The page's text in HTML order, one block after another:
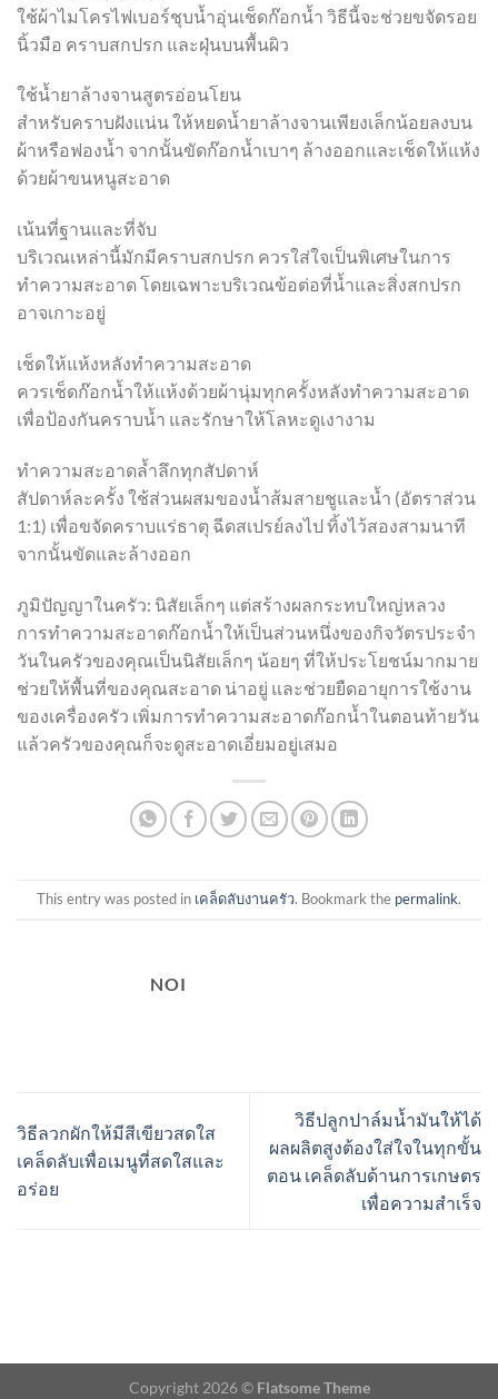
ใช้ผ้าไมโครไฟเบอร์ชุบน้ำอุ่นเช็ดก๊อกน้ำ วิธีนี้จะช่วยขจัดรอย
นิ้วมือ คราบสกปรก และฝุ่นบนพื้นผิว
ใช้น้ำยาล้างจานสูตรอ่อนโยน
สำหรับคราบฝังแน่น ให้หยดน้ำยาล้างจานเพียงเล็กน้อยลงบน
ผ้าหรือฟองน้ำ จากนั้นขัดก๊อกน้ำเบาๆ ล้างออกและเช็ดให้แห้ง
ด้วยผ้าขนหนูสะอาด
เน้นที่ฐานและที่จับ
บริเวณเหล่านี้มักมีคราบสกปรก ควรใส่ใจเป็นพิเศษในการ
ทำความสะอาด โดยเฉพาะบริเวณข้อต่อที่น้ำและสิ่งสกปรก
อาจเกาะอยู่
เช็ดให้แห้งหลังทำความสะอาด
ควรเช็ดก๊อกน้ำให้แห้งด้วยผ้านุ่มทุกครั้งหลังทำความสะอาด
เพื่อป้องกันคราบน้ำ และรักษาให้โลหะดูเงางาม
ทำความสะอาดล้ำลึกทุกสัปดาห์
สัปดาห์ละครั้ง ใช้ส่วนผสมของน้ำส้มสายชูและน้ำ (อัตราส่วน
1:1) เพื่อขจัดคราบแร่ธาตุ ฉีดสเปรย์ลงไป ทิ้งไว้สองสามนาที
จากนั้นขัดและล้างออก
ภูมิปัญญาในครัว: นิสัยเล็กๆ แต่สร้างผลกระทบใหญ่หลวง
การทำความสะอาดก๊อกน้ำให้เป็นส่วนหนึ่งของกิจวัตรประจำ
วันในครัวของคุณเป็นนิสัยเล็กๆ น้อยๆ ที่ให้ประโยชน์มากมาย
ช่วยให้พื้นที่ของคุณสะอาด น่าอยู่ และช่วยยืดอายุการใช้งาน
ของเครื่องครัว เพิ่มการทำความสะอาดก๊อกน้ำในตอนท้ายวัน
แล้วครัวของคุณก็จะดูสะอาดเอี่ยมอยู่เสมอ
This entry was posted in เคล็ดลับงานครัว. Bookmark the permalink.
NOI
วิธีลวกผักให้มีสีเขียวสดใส
เคล็ดลับเพื่อเมนูที่สดใสและ
อร่อย
วิธีปลูกปาล์มน้ำมันให้ได้
ผลผลิตสูงต้องใส่ใจในทุกขั้น
ตอน เคล็ดลับด้านการเกษตร
เพื่อความสำเร็จ
Copyright 2026 © Flatsome Theme